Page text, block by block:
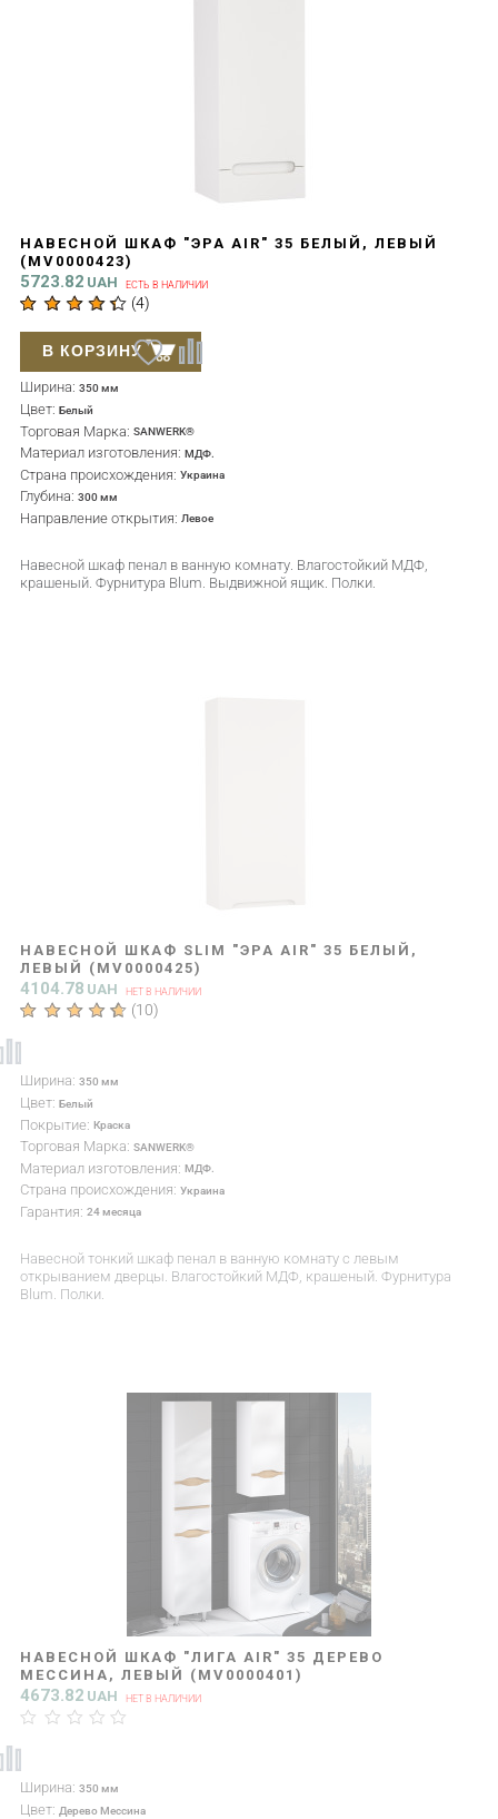
НАВЕСНОЙ ШКАФ "ЭРА AIR" 35 БЕЛЫЙ, ЛЕВЫЙ
(MV0000423)
(4)
5723.82 UAH ЕСТЬ В НАЛИЧИИ
Ширина: 350 мм
Цвет: Белый
Торговая Марка: SANWERK®
Материал изготовления: МДФ.
Страна происхождения: Украина
Глубина: 300 мм
Направление открытия: Левое
Навесной шкаф пенал в ванную комнату. Влагостойкий МДФ,
крашеный. Фурнитура Blum. Выдвижной ящик. Полки.
В КОРЗИНУ
НАВЕСНОЙ ШКАФ SLIM "ЭРА AIR" 35 БЕЛЫЙ,
ЛЕВЫЙ (MV0000425)
(10)
4104.78 UAH НЕТ В НАЛИЧИИ
Ширина: 350 мм
Цвет: Белый
Покрытие: Краска
Торговая Марка: SANWERK®
Материал изготовления: МДФ.
Страна происхождения: Украина
Гарантия: 24 месяца
Навесной тонкий шкаф пенал в ванную комнату с левым
открыванием дверцы. Влагостойкий МДФ, крашеный. Фурнитура
Blum. Полки.
НАВЕСНОЙ ШКАФ "ЛИГА AIR" 35 ДЕРЕВО
МЕССИНА, ЛЕВЫЙ (MV0000401)
4673.82 UAH НЕТ В НАЛИЧИИ
Ширина: 350 мм
Цвет: Дерево Мессина